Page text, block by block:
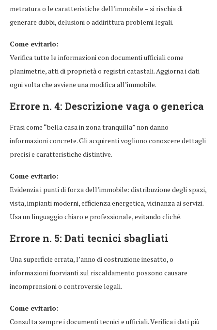
metratura o le caratteristiche dell’immobile – si rischia di
generare dubbi, delusioni o addirittura problemi legali.
Come evitarlo:
Verifica tutte le informazioni con documenti ufficiali come
planimetrie, atti di proprietà o registri catastali. Aggiorna i dati
ogni volta che avviene una modifica all’immobile.
Errore n. 4: Descrizione vaga o generica
Frasi come “bella casa in zona tranquilla” non danno
informazioni concrete. Gli acquirenti vogliono conoscere dettagli
precisi e caratteristiche distintive.
Come evitarlo:
Evidenzia i punti di forza dell’immobile: distribuzione degli spazi,
vista, impianti moderni, efficienza energetica, vicinanza ai servizi.
Usa un linguaggio chiaro e professionale, evitando cliché.
Errore n. 5: Dati tecnici sbagliati
Una superficie errata, l’anno di costruzione inesatto, o
informazioni fuorvianti sul riscaldamento possono causare
incomprensioni o controversie legali.
Come evitarlo:
Consulta sempre i documenti tecnici e ufficiali. Verifica i dati più